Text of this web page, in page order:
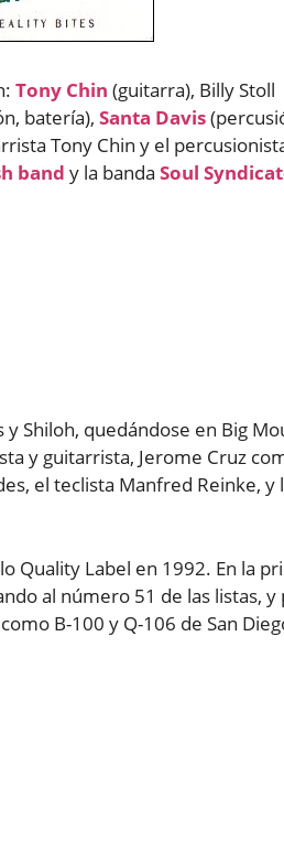
Tony Chin (guitarra), Billy Stoll
batería), Santa Davis
Tony Chin y el
band y la banda Soul
Shiloh, quedándose en Big
y guitarrista, Jerome Cruz
el teclista Manfred Reinke, y
Quality Label en 1992. En la
al número 51 de las listas, y
B-100 y Q-106 de San